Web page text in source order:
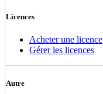
Licences
Acheter une licence
Gérer les licences
Autre